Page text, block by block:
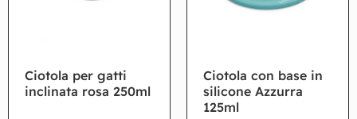
Ciotola per gatti
inclinata rosa 250ml
Ciotola con base in
silicone Azzurra
125ml